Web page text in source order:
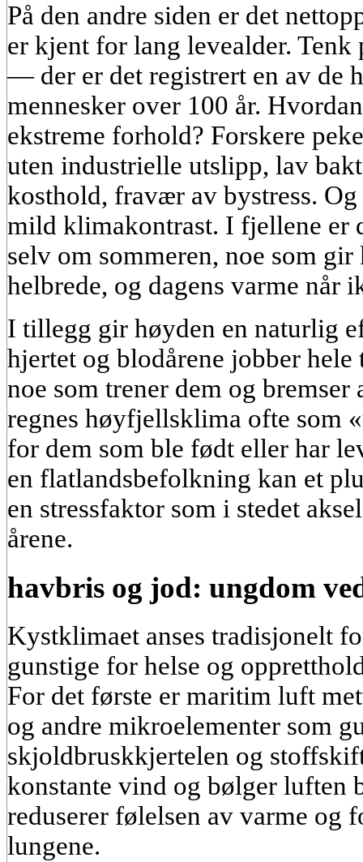
På den andre siden er det
er kjent for lang levealder. Tenk
— der er det registrert en av de
mennesker over 100 år.
ekstreme forhold? Forskere
uten industrielle utslipp, lav
kosthold, fravær av bystress.
mild klimakontrast. I fjellene er
selv om sommeren, noe som
helbrede, og dagens varme når
I tillegg gir høyden en naturlig
hjertet og blodårene jobber
noe som trener dem og
regnes høyfjellsklima ofte som
for dem som ble født eller har
en flatlandsbefolkning kan et
en stressfaktor som i stedet
årene.
havbris og jod: ungdom
Kystklimaet anses tradisjonelt
gunstige for helse og
For det første er maritim luft
og andre mikroelementer som
skjoldbruskkjertelen og
konstante vind og bølger luften
reduserer følelsen av varme og
lungene.